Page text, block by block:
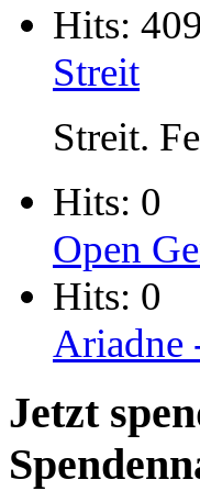
Hits:
Streit
Streit.
Hits: 0
Open
Hits: 0
Ariadne
Jetzt